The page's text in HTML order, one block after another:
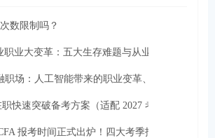
数限制吗？
职业大变革：五大生存难题与从业者转型出路
职场：人工智能带来的职业变革、挑战与转型路
快速突破备考方案（适配 2027 考季）
报考时间正式出炉！四大考季报名节点、级